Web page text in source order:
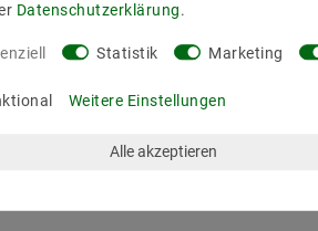
: 50000
Daten­schutz­erklärung.
Statistik Marketing
Weitere Einstellungen
Alle akzeptieren